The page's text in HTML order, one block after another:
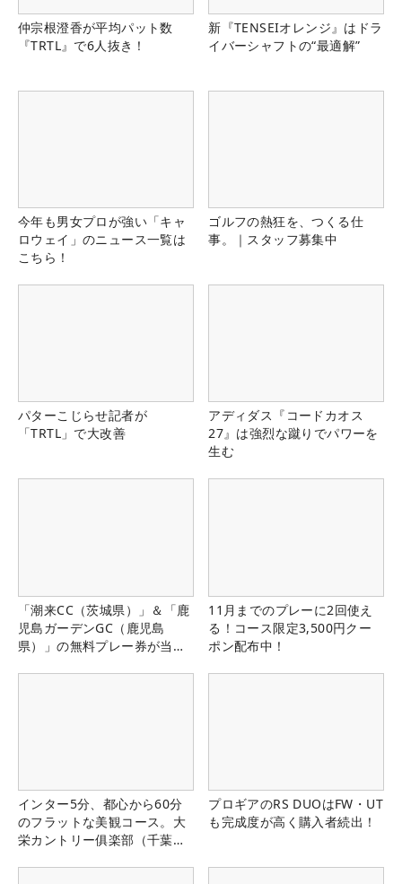
仲宗根澄香が平均パット数
『TRTL』で6人抜き！
新『TENSEIオレンジ』はドラ
イバーシャフトの“最適解”
今年も男女プロが強い「キャ
ロウェイ」のニュース一覧は
こちら！
ゴルフの熱狂を、つくる仕
事。｜スタッフ募集中
パターこじらせ記者が
「TRTL」で大改善
アディダス『コードカオス
27』は強烈な蹴りでパワーを
生む
「潮来CC（茨城県）」＆「鹿
児島ガーデンGC（鹿児島
県）」の無料プレー券が当た
11月までのプレーに2回使え
る！コース限定3,500円クー
ポン配布中！
インター5分、都心から60分
のフラットな美観コース。大
栄カントリー俱楽部（千葉
プロギアのRS DUOはFW・UT
も完成度が高く購入者続出！